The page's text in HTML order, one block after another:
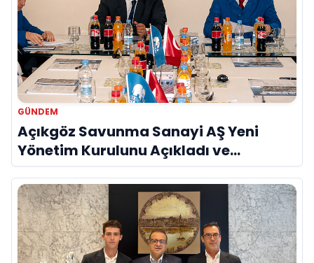
GÜNDEM
Açıkgöz Savunma Sanayi AŞ Yeni
Yönetim Kurulunu Açıkladı ve
Savunma Sanayinde Küresel Vizyon
Vurgusu